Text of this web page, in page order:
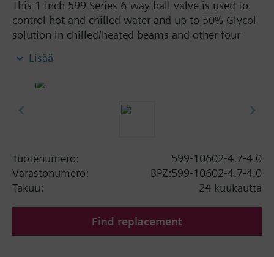
This 1-inch 599 Series 6-way ball valve is used to
control hot and chilled water and up to 50% Glycol
solution in chilled/heated beams and other four
Source A = 4.7 Cv and Source B = 4.0 Cv, linear flow
handle for manual operation of the valve in the
Lisää
Tuotenumero:
599-10602-4.7-4.0
Varastonumero:
BPZ:599-10602-4.7-4.0
Takuu:
24 kuukautta
Find replacement